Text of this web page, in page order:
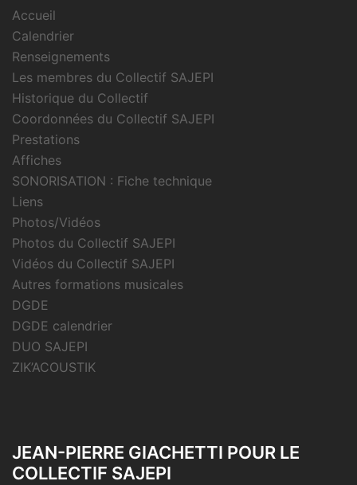
Accueil
Calendrier
Renseignements
Les membres du Collectif SAJEPI
Historique du Collectif
Coordonnées du Collectif SAJEPI
Prestations
Affiches
SONORISATION : Fiche technique
Liens
Photos/Vidéos
Photos du Collectif SAJEPI
Vidéos du Collectif SAJEPI
Autres formations musicales
DGDE
DGDE calendrier
DUO SAJEPI
ZIK’ACOUSTIK
JEAN-PIERRE GIACHETTI POUR LE
COLLECTIF SAJEPI